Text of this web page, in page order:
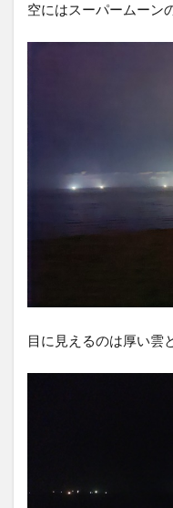
空にはスーパームーン
目に見えるのは厚い雲